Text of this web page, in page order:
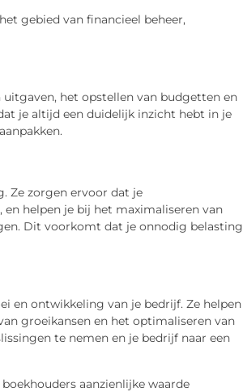
gebied van financieel beheer,
het opstellen van budgetten en
je altijd een duidelijk inzicht hebt in je
Ze zorgen ervoor dat je
helpen je bij het maximaliseren van
Dit voorkomt dat je onnodig belasting
en ontwikkeling van je bedrijf. Ze helpen
groeikansen en het optimaliseren van
te nemen en je bedrijf naar een
aanzienlijke waarde